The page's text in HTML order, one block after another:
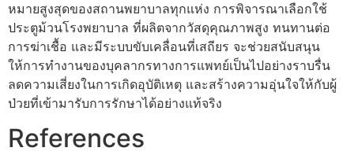
หมายสูงสุดของสถานพยาบาลทุกแห่ง การพิจารณาเลือกใช้
ประตูม้วนโรงพยาบาล ที่ผลิตจากวัสดุคุณภาพสูง ทนทานต่อ
การฆ่าเชื้อ และมีระบบขับเคลื่อนที่เสถียร จะช่วยสนับสนุน
ให้การทำงานของบุคลากรทางการแพทย์เป็นไปอย่างราบรื่น
ลดความเสี่ยงในการเกิดอุบัติเหตุ และสร้างความอุ่นใจให้กับผู้
ป่วยที่เข้ามารับการรักษาได้อย่างแท้จริง
References